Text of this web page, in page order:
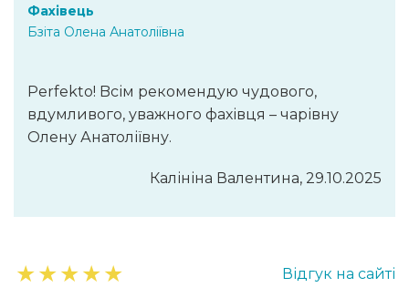
Фахівець
Бзіта Олена Анатоліївна
Perfekto! Bсім рекомендую чудового,
вдумливого, уважного фахівця – чарівну
Олену Анатоліївну.
Калініна Валентина, 29.10.2025
★★★★★ Відгук на сайті